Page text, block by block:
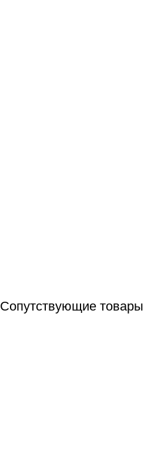
Сопутствующие товары